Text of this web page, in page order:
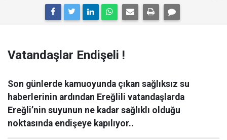
Vatandaşlar Endişeli !
Son günlerde kamuoyunda çıkan sağlıksız su
haberlerinin ardından Ereğlili vatandaşlarda
Ereğli’nin suyunun ne kadar sağlıklı olduğu
noktasında endişeye kapılıyor..